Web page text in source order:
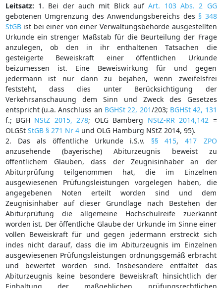
Leitsatz: 1. Bei der auch mit Blick aufArt. 103 Abs. 2 GG
gebotenen Umgrenzung des Anwendungsbereichs des § 348
StGBist bei einer von einer Verwaltungsbehörde ausgestellten
Urkunde ein strenger Maßstab für die Beurteilung der Frage
anzulegen, ob den in ihr enthaltenen Tatsachen die
gesteigerte Beweiskraft einer öffentlichen Urkunde
beizumessen ist. Eine Beweiswirkung für und gegen
jedermann ist nur dann zu bejahen, wenn zweifelsfrei
feststeht, dass dies unter Berücksichtigung der
Verkehrsanschauung dem Sinn und Zweck des Gesetzes
entspricht (u.a. Anschluss an BGHSt 22, 201/203; BGHSt 42, 131
f.; BGH NStZ 2015, 278; OLG Bamberg NStZ-RR 2014,142 =
OLGSt StGB § 271 Nr 4und OLG Hamburg NStZ 2014, 95).
2. Das als öffentliche Urkunde i.S.v. §§ 415,417 ZPO
anzusehende (bayerische) Abiturzeugnis beweist zu
öffentlichem Glauben, dass der Zeugnisinhaber an der
Abiturprüfung teilgenommen hat, die im Einzelnen
ausgewiesenen Prüfungsleistungen vorgelegen haben, die
angegebenen Noten erteilt worden sind und dem
Zeugnisinhaber auf dieser Grundlage nach Bestehen der
Abiturprüfung die allgemeine Hochschulreife zuerkannt
worden ist. Der öffentliche Glaube der Urkunde im Sinne einer
vollen Beweiskraft für und gegen jedermann erstreckt sich
indes nicht darauf, dass die im Abiturzeugnis im Einzelnen
ausgewiesenen Prüfungsleistungen ordnungsgemäß erbracht
und bewertet worden sind. Insbesondere entfaltet das
Abiturzeugnis keine besondere Beweiskraft hinsichtlich der
Einhaltung der maßgeblichen prüfungsrechtlichen